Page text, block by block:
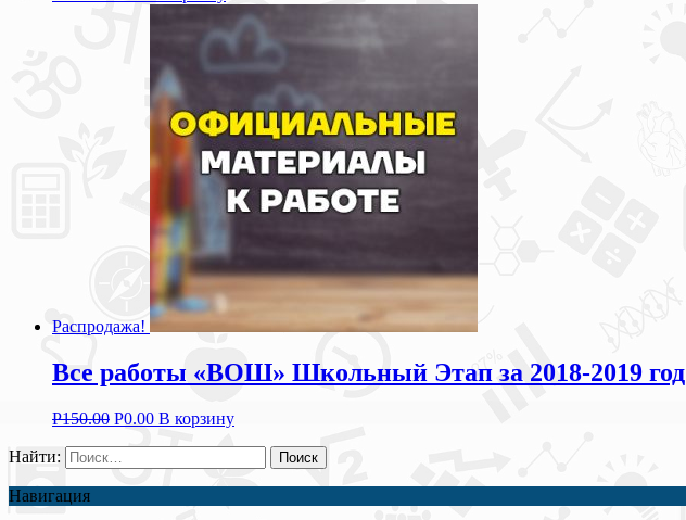
Распродажа!
Все работы «ВОШ» Школьный Этап за 2018-2019 год
Р150.00 Р0.00 В корзину
Найти:
Навигация